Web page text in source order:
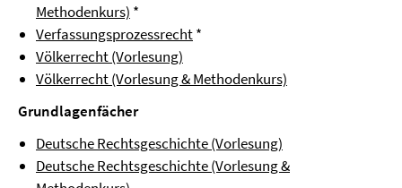
Methodenkurs) *
Verfassungsprozessrecht*
Völkerrecht (Vorlesung)
Völkerrecht (Vorlesung & Methodenkurs)
Grundlagenfächer
Deutsche Rechtsgeschichte (Vorlesung)
Deutsche Rechtsgeschichte (Vorlesung &